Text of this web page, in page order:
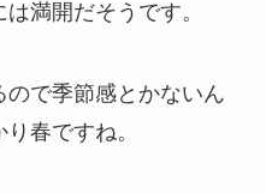
満開だそうです。
で季節感とかないん
春ですね。